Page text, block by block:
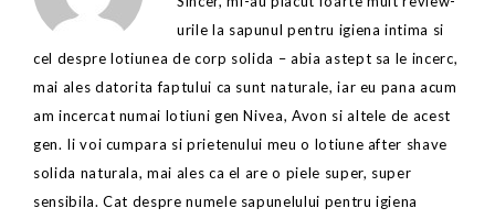
urile la sapunul pentru igiena intima si
cel despre lotiunea de corp solida – abia astept sa le incerc,
mai ales datorita faptului ca sunt naturale, iar eu pana acum
am incercat numai lotiuni gen Nivea, Avon si altele de acest
gen. Ii voi cumpara si prietenului meu o lotiune after shave
solida naturala, mai ales ca el are o piele super, super
sensibila. Cat despre numele sapunelului pentru igiena